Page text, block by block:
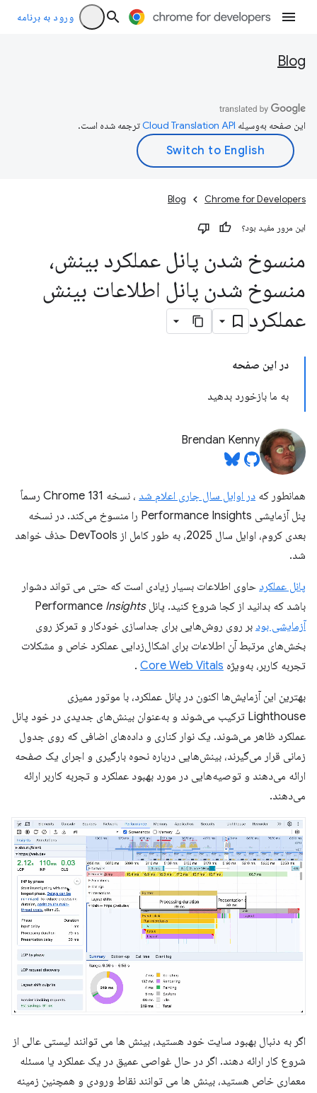
ورود به برنامه
Blog
این صفحه به‌وسیله ترجمه شده است.
Chrome for Developers
Blog
این مرور مفید بود؟
منسوخ شدن پانل عملکرد بینش،
منسوخ شدن پانل اطلاعات بینش
عملکرد
در این صفحه
به ما بازخورد بدهید
Brendan Kenny
همانطور که در اوایل سال جاری اعلام شد
، نسخه Chrome 131 رسماً
پنل آزمایشی Performance Insights را منسوخ می‌کند. در نسخه
بعدی کروم، اوایل سال 2025، به طور کامل از DevTools حذف خواهد
شد.
پانل عملکرد حاوی اطلاعات بسیار زیادی است که حتی می تواند دشوار
باشد که بدانید از کجا شروع کنید. پانل PerformanceInsights
آزمایشی بود بر روی روش‌هایی برای جداسازی خودکار و تمرکز روی
بخش‌های مرتبط آن اطلاعات برای اشکال‌زدایی عملکرد خاص و مشکلات
تجربه کاربر، به‌ویژه Core Web Vitals
.
بهترین این آزمایش‌ها اکنون در پانل عملکرد، با موتور ممیزی
Lighthouse ترکیب می‌شوند و به‌عنوان بینش‌های جدیدی در خود پانل
عملکرد ظاهر می‌شوند. یک نوار کناری و داده‌های اضافی که روی جدول
زمانی قرار می‌گیرند، بینش‌هایی درباره نحوه بارگیری و اجرای یک صفحه
ارائه می‌دهند و توصیه‌هایی در مورد بهبود عملکرد و تجربه کاربر ارائه
می‌دهند.
اگر به دنبال بهبود سایت خود هستید، بینش ها می توانند لیستی عالی از
شروع کار ارائه دهند. اگر در حال غواصی عمیق در یک عملکرد یا مسئله
معماری خاص هستید، بینش ها می توانند نقاط ورودی و همچنین زمینه